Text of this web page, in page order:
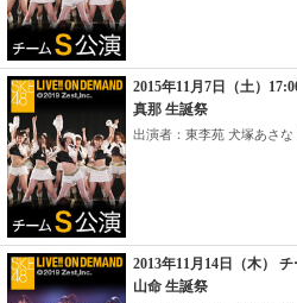
2015年11月7日（土）
真那 生誕祭
出演者：東李苑 犬塚あさな
2013年11月14日（木）
山命 生誕祭